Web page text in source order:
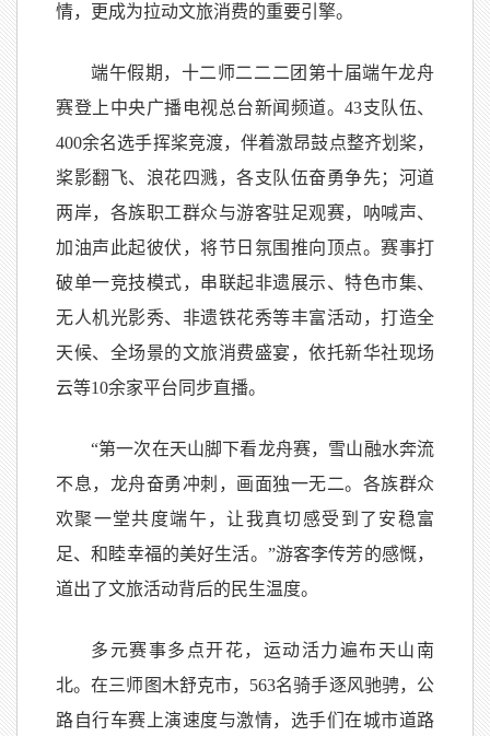
情，更成为拉动文旅消费的重要引擎。
端午假期，十二师二二二团第十届端午龙舟
赛登上中央广播电视总台新闻频道。43支队伍、
400余名选手挥桨竞渡，伴着激昂鼓点整齐划桨，
桨影翻飞、浪花四溅，各支队伍奋勇争先；河道
两岸，各族职工群众与游客驻足观赛，呐喊声、
加油声此起彼伏，将节日氛围推向顶点。赛事打
破单一竞技模式，串联起非遗展示、特色市集、
无人机光影秀、非遗铁花秀等丰富活动，打造全
天候、全场景的文旅消费盛宴，依托新华社现场
云等10余家平台同步直播。
“第一次在天山脚下看龙舟赛，雪山融水奔流
不息，龙舟奋勇冲刺，画面独一无二。各族群众
欢聚一堂共度端午，让我真切感受到了安稳富
足、和睦幸福的美好生活。”游客李传芳的感慨，
道出了文旅活动背后的民生温度。
多元赛事多点开花，运动活力遍布天山南
北。在三师图木舒克市，563名骑手逐风驰骋，公
路自行车赛上演速度与激情，选手们在城市道路